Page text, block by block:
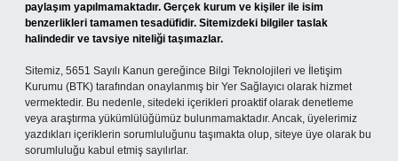
paylaşım yapılmamaktadır. Gerçek kurum ve kişiler ile isim
benzerlikleri tamamen tesadüfidir. Sitemizdeki bilgiler taslak
halindedir ve tavsiye niteliği taşımazlar.
Sitemiz, 5651 Sayılı Kanun gereğince Bilgi Teknolojileri ve İletişim
Kurumu (BTK) tarafından onaylanmış bir Yer Sağlayıcı olarak hizmet
vermektedir. Bu nedenle, sitedeki içerikleri proaktif olarak denetleme
veya araştırma yükümlülüğümüz bulunmamaktadır. Ancak, üyelerimiz
yazdıkları içeriklerin sorumluluğunu taşımakta olup, siteye üye olarak bu
sorumluluğu kabul etmiş sayılırlar.